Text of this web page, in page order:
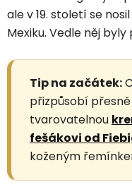
ale v 19. století se
Mexiku. Vedle něj
Tip na začátek:
přizpůsobí
tvarovatelnou
fešákovi od
koženým